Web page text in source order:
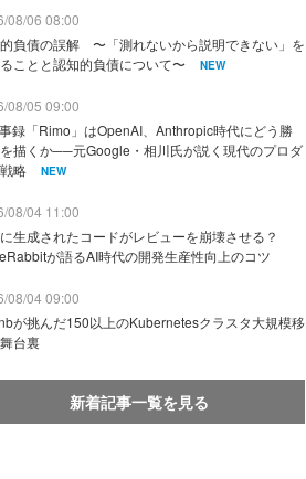
08/06 08:00
負債の誤解 〜「測れないから説明できない」を
ことと認知的負債について〜
NEW
08/05 09:00
録「Rimo」はOpenAI、Anthropic時代にどう勝
描くか──元Google・相川氏が説く現代のプロダ
略
NEW
08/04 11:00
生成されたコードがレビューを崩壊させる？
が語るAI時代の開発生産性向上のコツ
08/04 09:00
が挑んだ150以上のKubernetesクラスタ大規模移
台裏
新着記事一覧を見る